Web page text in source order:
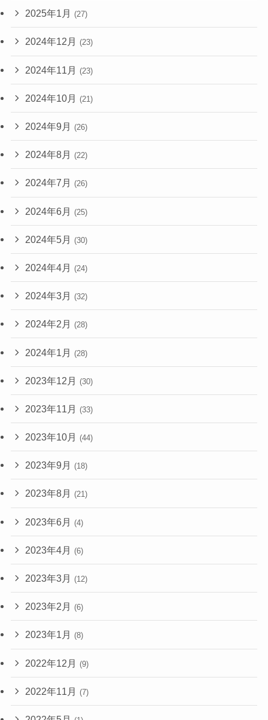
2025年1月 (27)
2024年12月 (23)
2024年11月 (23)
2024年10月 (21)
2024年9月 (26)
2024年8月 (22)
2024年7月 (26)
2024年6月 (25)
2024年5月 (30)
2024年4月 (24)
2024年3月 (32)
2024年2月 (28)
2024年1月 (28)
2023年12月 (30)
2023年11月 (33)
2023年10月 (44)
2023年9月 (18)
2023年8月 (21)
2023年6月 (4)
2023年4月 (6)
2023年3月 (12)
2023年2月 (6)
2023年1月 (8)
2022年12月 (9)
2022年11月 (7)